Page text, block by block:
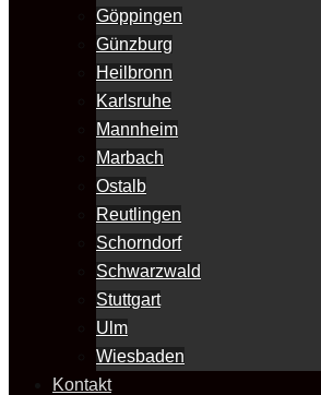
Göppingen
Günzburg
Heilbronn
Karlsruhe
Mannheim
Marbach
Ostalb
Reutlingen
Schorndorf
Schwarzwald
Stuttgart
Ulm
Wiesbaden
Kontakt